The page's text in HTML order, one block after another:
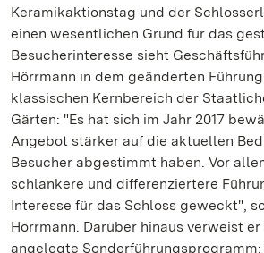
Keramikaktionstag und der
einen wesentlichen Grund für das
Besucherinteresse sieht
Hörrmann in dem geänderten
klassischen Kernbereich der
Gärten: "Es hat sich im Jahr 2017
Angebot stärker auf die aktuellen
Besucher abgestimmt haben. Vor
schlankere und differenziertere
Interesse für das Schloss geweckt",
Hörrmann. Darüber hinaus verweist
angelegte